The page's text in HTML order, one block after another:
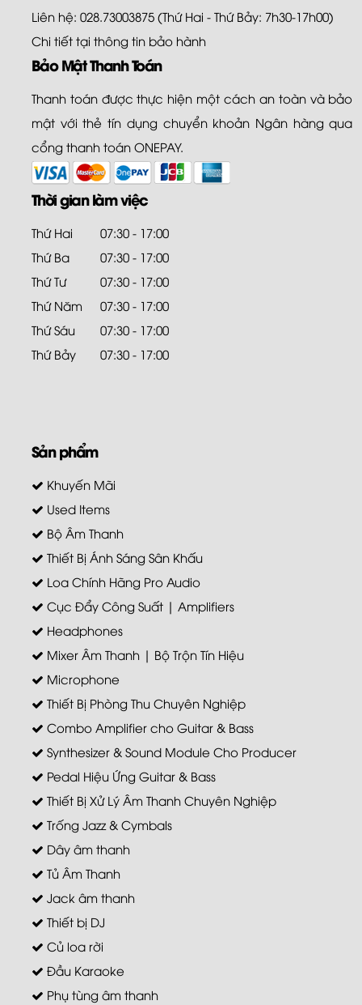
Liên hệ: 028.73003875 (Thứ Hai - Thứ Bảy: 7h30-17h00)
Chi tiết tại thông tin bảo hành
Bảo Mật Thanh Toán
Thanh toán được thực hiện một cách an toàn và bảo
mật với thẻ tín dụng chuyển khoản Ngân hàng qua
cổng thanh toán ONEPAY.
Thời gian làm việc
Thứ Hai
07:30 - 17:00
Thứ Ba
07:30 - 17:00
Thứ Tư
07:30 - 17:00
Thứ Năm
07:30 - 17:00
Thứ Sáu
07:30 - 17:00
Thứ Bảy
07:30 - 17:00
Sản phẩm
Khuyến Mãi
Used Items
Bộ Âm Thanh
Thiết Bị Ánh Sáng Sân Khấu
Loa Chính Hãng Pro Audio
Cục Đẩy Công Suất | Amplifiers
Headphones
Mixer Âm Thanh | Bộ Trộn Tín Hiệu
Microphone
Thiết Bị Phòng Thu Chuyên Nghiệp
Combo Amplifier cho Guitar & Bass
Synthesizer & Sound Module Cho Producer
Pedal Hiệu Ứng Guitar & Bass
Thiết Bị Xử Lý Âm Thanh Chuyên Nghiệp
Trống Jazz & Cymbals
Dây âm thanh
Tủ Âm Thanh
Jack âm thanh
Thiết bị DJ
Củ loa rời
Đầu Karaoke
Phụ tùng âm thanh